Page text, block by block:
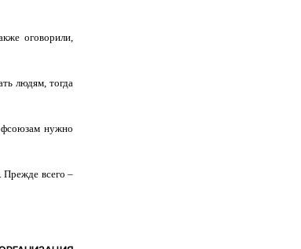
оговорили,
людям, тогда
нужно
Прежде всего –